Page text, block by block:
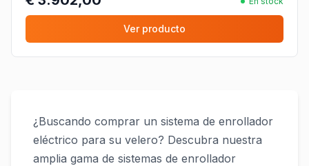
Ver producto
¿Buscando comprar un sistema de enrollador
eléctrico para su velero? Descubra nuestra
amplia gama de sistemas de enrollador